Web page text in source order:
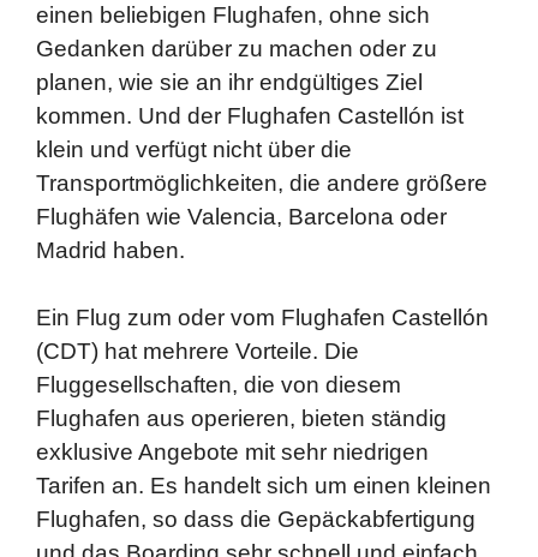
einen beliebigen Flughafen, ohne sich
Gedanken darüber zu machen oder zu
planen, wie sie an ihr endgültiges Ziel
kommen. Und der Flughafen Castellón ist
klein und verfügt nicht über die
Transportmöglichkeiten, die andere größere
Flughäfen wie Valencia, Barcelona oder
Madrid haben.
Ein Flug zum oder vom Flughafen Castellón
(CDT) hat mehrere Vorteile. Die
Fluggesellschaften, die von diesem
Flughafen aus operieren, bieten ständig
exklusive Angebote mit sehr niedrigen
Tarifen an. Es handelt sich um einen kleinen
Flughafen, so dass die Gepäckabfertigung